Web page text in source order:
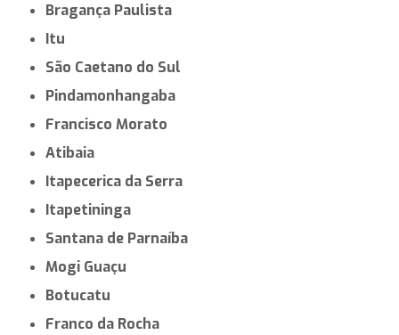
Bragança Paulista
Itu
São Caetano do Sul
Pindamonhangaba
Francisco Morato
Atibaia
Itapecerica da Serra
Itapetininga
Santana de Parnaíba
Mogi Guaçu
Botucatu
Franco da Rocha